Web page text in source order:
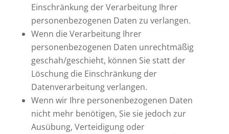
Einschränkung der Verarbeitung Ihrer
personenbezogenen Daten zu verlangen.
Wenn die Verarbeitung Ihrer
personenbezogenen Daten unrechtmäßig
geschah/geschieht, können Sie statt der
Löschung die Einschränkung der
Datenverarbeitung verlangen.
Wenn wir Ihre personenbezogenen Daten
nicht mehr benötigen, Sie sie jedoch zur
Ausübung, Verteidigung oder